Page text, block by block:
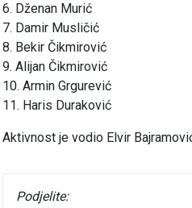
6. Dženan Murić
7. Damir Musličić
8. Bekir Čikmirović
9. Alijan Čikmirović
10. Armin Grgurević
11. Haris Duraković
Aktivnost je vodio Elvir
Podjelite: